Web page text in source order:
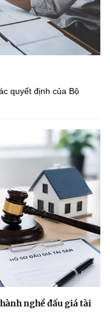
quyết định của Bộ
nghề đấu giá tài